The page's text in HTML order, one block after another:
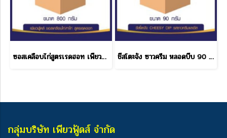
ซอสเคลือบไก่สูตรเรดฮอท เพียวฟู้ดส์ 800 กรัม ราคาส่ง ชีสโตะจัง ซาวครีม หลอดบีบ 90 กรัม ราคาส่ง
กลุ่มบริษัท เพียวฟู้ดส์ จำกัด